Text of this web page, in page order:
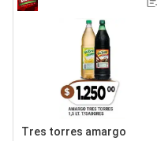
Tres torres amargo